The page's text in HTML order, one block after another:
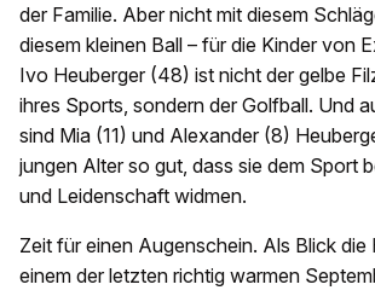
der Familie. Aber nicht mit diesem
diesem kleinen Ball – für die Kinder von
Ivo Heuberger (48) ist nicht der gelbe
ihres Sports, sondern der Golfball. Und
sind Mia (11) und Alexander (8)
jungen Alter so gut, dass sie dem Sport
und Leidenschaft widmen.
Zeit für einen Augenschein. Als Blick die
einem der letzten richtig warmen